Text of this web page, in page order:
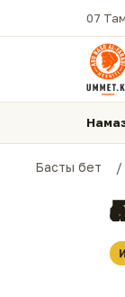
07
Басты бет